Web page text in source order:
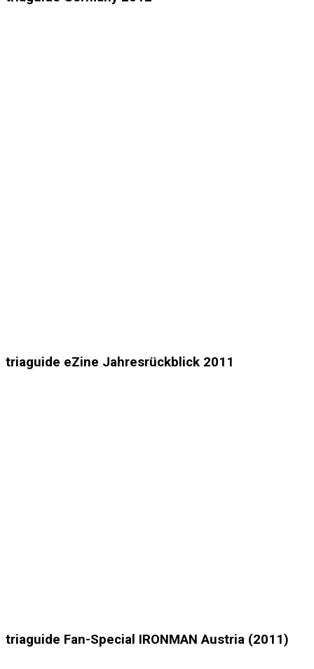
triaguide eZine Jahresrückblick 2011
triaguide Fan-Special IRONMAN Austria (2011)